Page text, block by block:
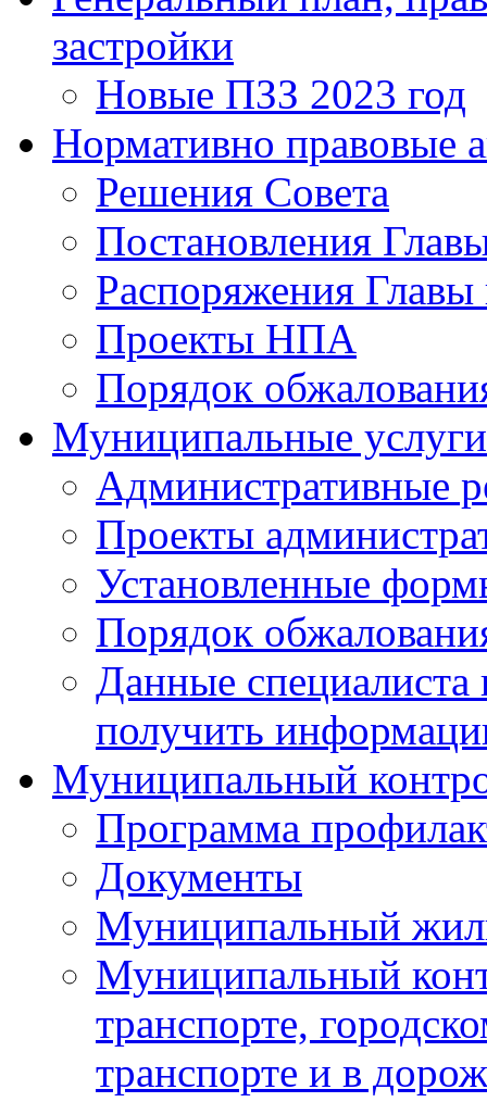
застройки
Новые ПЗЗ 2023 год
Нормативно правовые
Решения Совета
Постановления
Распоряжения Главы
Проекты НПА
Порядок
Муниципальные услуги
Административные
Проекты
Установленные
Порядок
Данные
получить
Муниципальный
Программа
Документы
Муниципальный
Муниципальный
транспорте,
транспорте и в